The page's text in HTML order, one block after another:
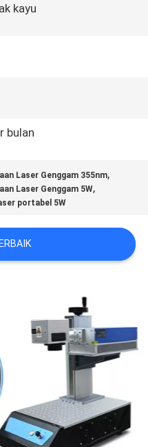
kayu
bulan
Laser Genggam 355nm,
Laser Genggam 5W,
portabel 5W